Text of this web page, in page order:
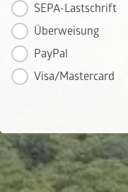
SEPA-Lastschrift
Überweisung
PayPal
Visa/Mastercard